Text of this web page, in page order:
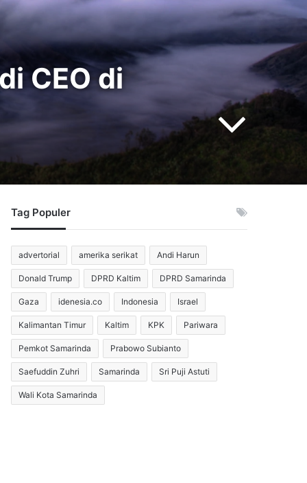
CEO di
Tag Populer
advertorial amerika serikat Andi Harun
Donald Trump DPRD Kaltim DPRD Samarinda
Gaza idenesia.co Indonesia Israel
Kalimantan Timur Kaltim KPK Pariwara
Pemkot Samarinda Prabowo Subianto
Saefuddin Zuhri Samarinda Sri Puji Astuti
Wali Kota Samarinda